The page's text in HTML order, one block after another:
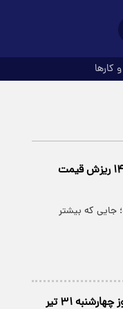
قیمت محصولات ایران خودرو و سایپا امروز ۱۳ مرداد ماه ۱۴۰۵ ریزش قیمت
جایی که بیشتر
ایران خودرو قیمت‌ محصولاتش را تغییر داد/ جدول کامل امروز چهارشنبه ۳۱ تیر